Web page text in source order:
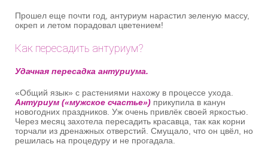
Прошел еще почти год, антуриум нарастил зеленую массу,
окреп и летом порадовал цветением!
Как пересадить антуриум?
Удачная пересадка антуриума.
«Общий язык» с растениями нахожу в процессе ухода.
Антуриум («мужское счастье») прикупила в канун
новогодних праздников. Уж очень привлёк своей яркостью.
Через месяц захотела пересадить красавца, так как корни
торчали из дренажных отверстий. Смущало, что он цвёл, но
решилась на процедуру и не прогадала.